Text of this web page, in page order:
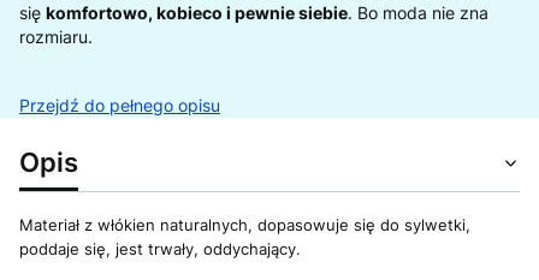
się komfortowo, kobieco i pewnie siebie. Bo moda nie zna
rozmiaru.
Przejdź do pełnego opisu
Opis
Materiał z włókien naturalnych, dopasowuje się do sylwetki,
poddaje się, jest trwały, oddychający.